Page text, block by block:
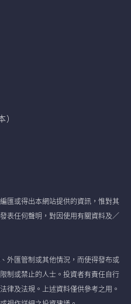
匯或得出本網站提供的資訊，惟對其
表任何聲明，對因使用有關資料及／
外匯管制或其他情況，而使得發布或
制或禁止的人士。投資者有責任自行
律及法規。上述資料僅供參考之用。